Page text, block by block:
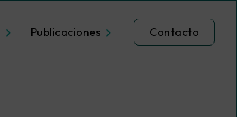
Publicaciones Contacto